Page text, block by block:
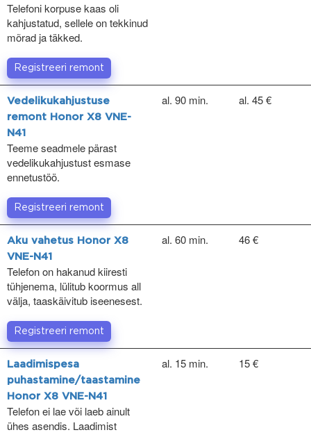
Telefoni korpuse kaas oli
kahjustatud, sellele on tekkinud
mõrad ja täkked.
Registreeri remont
Vedelikukahjustuse
remont Honor X8 VNE-
N41
Teeme seadmele pärast
vedelikukahjustust esmase
ennetustöö.
al. 90 min. al. 45 €
Registreeri remont
Aku vahetus Honor X8
VNE-N41
Telefon on hakanud kiiresti
tühjenema, lülitub koormus all
välja, taaskäivitub iseenesest.
al. 60 min. 46 €
Registreeri remont
Laadimispesa
puhastamine/taastamine
Honor X8 VNE-N41
Telefon ei lae või laeb ainult
ühes asendis. Laadimist
al. 15 min. 15 €